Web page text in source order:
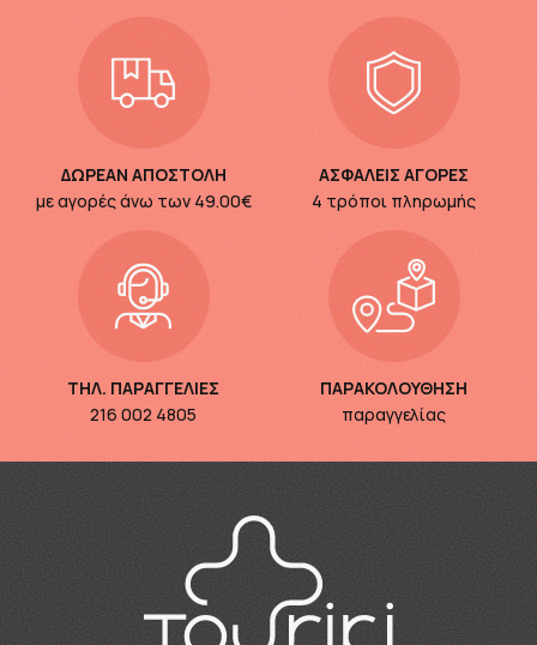
ΔΩΡΕΑΝ ΑΠΟΣΤΟΛΗ
με αγορές άνω των 49.00€
ΑΣΦΑΛΕΙΣ ΑΓΟΡΕΣ
4 τρόποι πληρωμής
ΤΗΛ. ΠΑΡΑΓΓΕΛΙΕΣ
216 002 4805
ΠΑΡΑΚΟΛΟΥΘΗΣΗ
παραγγελίας